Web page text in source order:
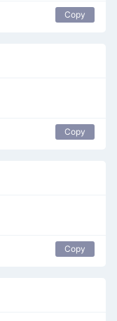
Copy
Copy
Copy